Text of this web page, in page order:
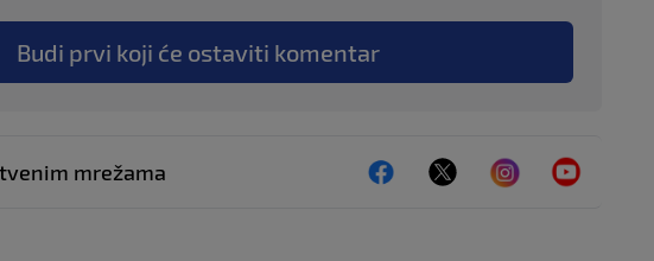
Budi prvi koji će ostaviti komentar
mrežama